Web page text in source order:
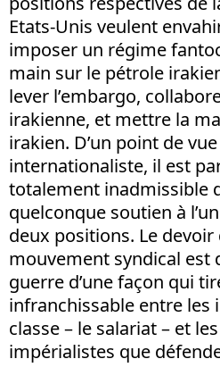
Etats-Unis veulent
imposer un régime
main sur le pétrole
lever l’embargo,
irakienne, et mettre la
irakien. D’un point de
internationaliste, il est
totalement inadmissible
quelconque soutien à
deux positions. Le
mouvement syndical est
guerre d’une façon qui
infranchissable entre les
classe – le salariat – et
impérialistes que